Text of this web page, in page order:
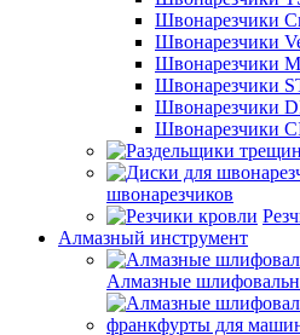
Швонарезчики
Швонарезчики
Швонарезчики
Швонарезчики
Швонарезчики
Швонарезчики
швонарезчиков
Алмазный инструмент
Алмазные